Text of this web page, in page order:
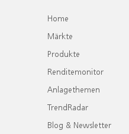
Home
Märkte
Produkte
Renditemonitor
Anlagethemen
TrendRadar
Blog & Newsletter